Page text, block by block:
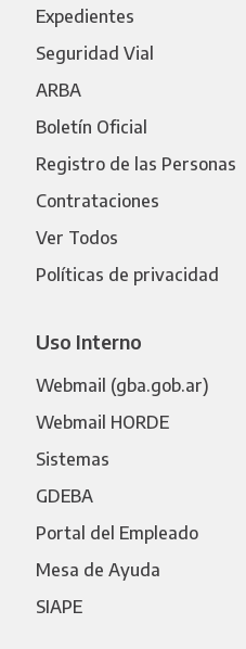
Expedientes
Seguridad Vial
ARBA
Boletín Oficial
Registro de las Personas
Contrataciones
Ver Todos
Políticas de privacidad
Uso Interno
Webmail (gba.gob.ar)
Webmail HORDE
Sistemas
GDEBA
Portal del Empleado
Mesa de Ayuda
SIAPE